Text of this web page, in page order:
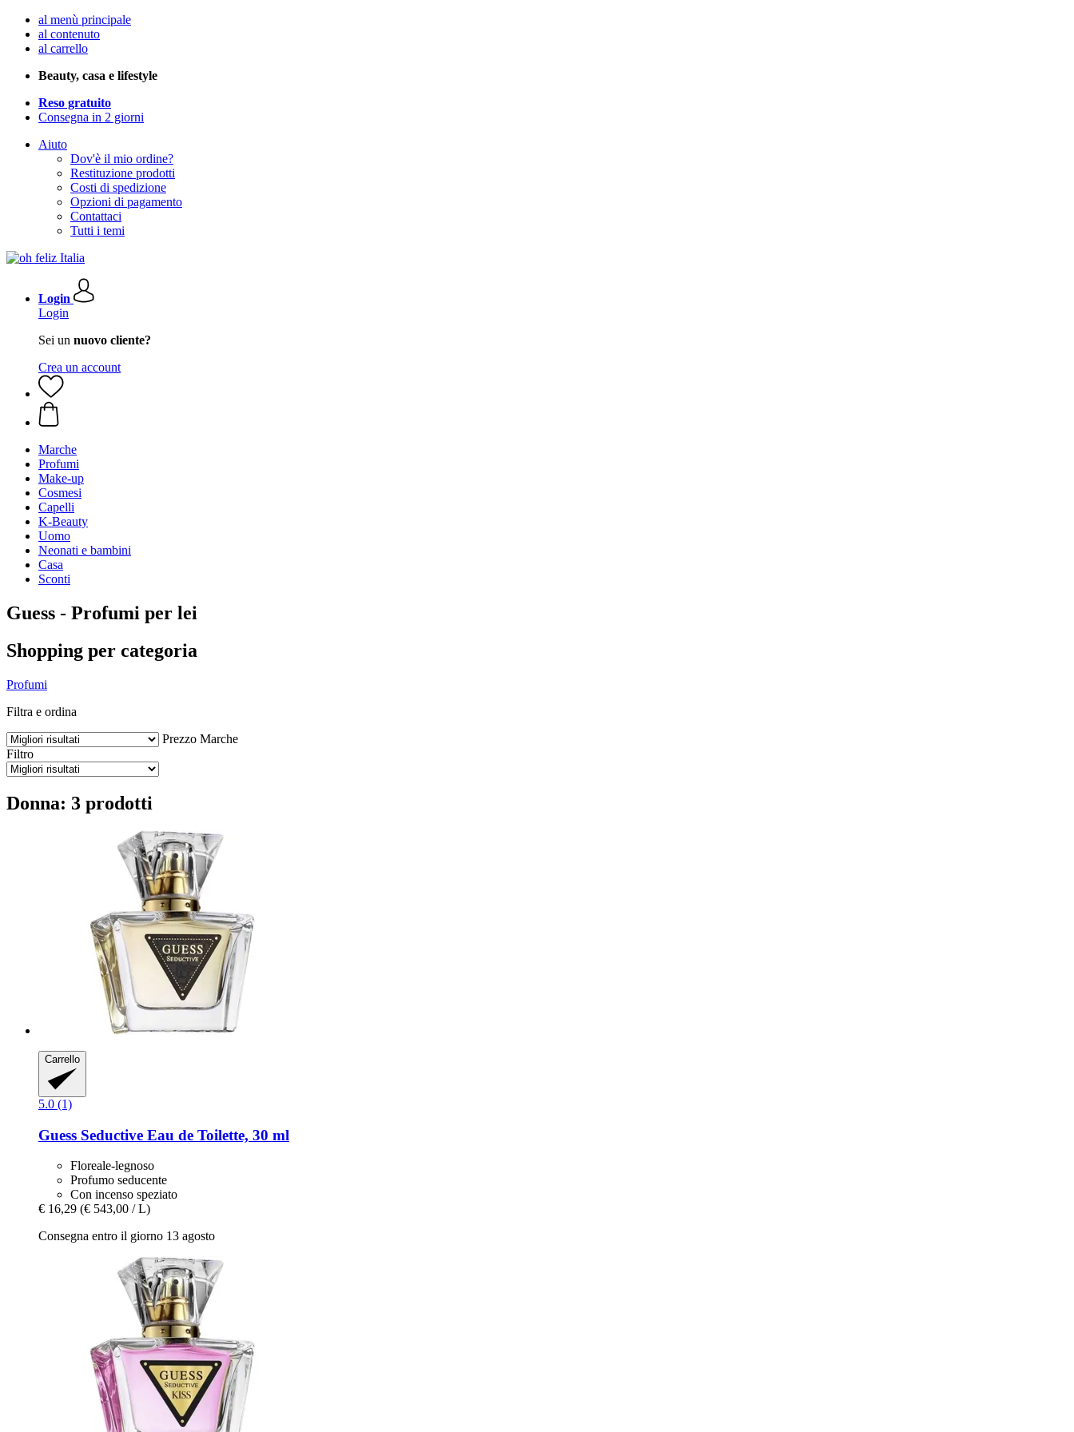
al menù principale
al contenuto
al carrello
Beauty, casa e lifestyle
Reso gratuito
Consegna in 2 giorni
Aiuto
Dov'è il mio ordine?
Restituzione prodotti
Costi di spedizione
Opzioni di pagamento
Contattaci
Tutti i temi
Login
Login
Sei un nuovo cliente?
Crea un account
Marche
Profumi
Make-up
Cosmesi
Capelli
K-Beauty
Uomo
Neonati e bambini
Casa
Sconti
Guess - Profumi per lei
Shopping per categoria
Profumi
Filtra e ordina
Prezzo Marche
Filtro
Donna: 3 prodotti
Carrello
5.0 (1)
Guess Seductive Eau de Toilette, 30 ml
Floreale-legnoso
Profumo seducente
Con incenso speziato
€ 16,29 (€ 543,00 / L)
Consegna entro il giorno 13 agosto